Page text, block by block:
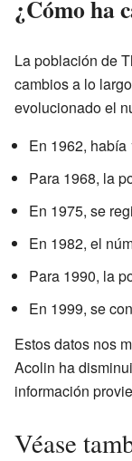
¿Cómo ha
La población de
cambios a lo
evolucionado el
En 1962, había
Para 1968, la
En 1975, se
En 1982, el
Para 1990, la
En 1999, se
Estos datos nos
Acolin ha
información
Véase